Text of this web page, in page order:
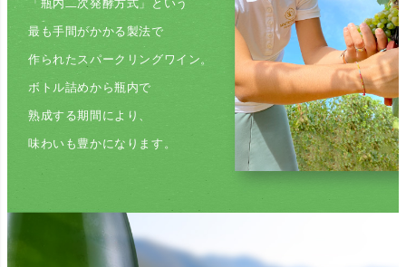
「瓶内二次発酵方式」という
最も手間がかかる製法で
作られたスパークリングワイン。
ボトル詰めから瓶内で
熟成する期間により、
味わいも豊かになります。